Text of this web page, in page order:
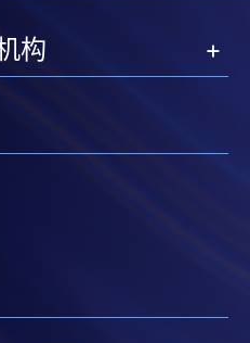
Pay）或支付宝
请写上课程名称及申请
线支票、报名表格及有关
构